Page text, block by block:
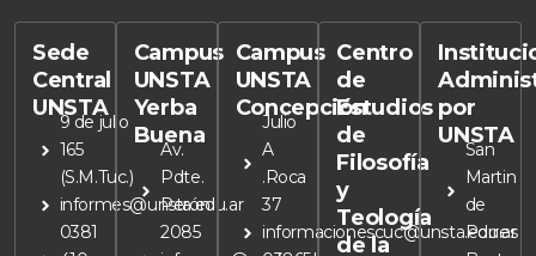
Sede
Central
UNSTA
9 de julio
165
(S.M.Tuc.)
informes@unsta.edu.ar
0381
Campus
UNSTA
Yerba
Buena
Av.
Pdte.
Perón
2085
Campus
UNSTA
Concepción
Julio
A
.Roca
37
informacionescuc@unsta.edu.ar
Centro
de
Estudios
de
Filosofía
y
Teología
de la
por
UNSTA
San
Martin
de
Porres